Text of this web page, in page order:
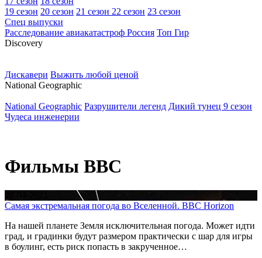
19 сезон 20 сезон 21 сезон 22 сезон 23 сезон
Спец выпуски
Расследование авиакатастроф Россия Топ Гир
Discovery
Дискавери Выжить любой ценой
National Geographic
National Geographic Разрушители легенд Дикий тунец 9 сезон
Чудеса инженерии
Фильмы BBC
Самая экстремальная погода во Вселенной. BBC Horizon
На нашей планете Земля исключительная погода. Может идти
град, и градинки будут размером практически с шар для игры
в боулинг, есть риск попасть в закрученное…